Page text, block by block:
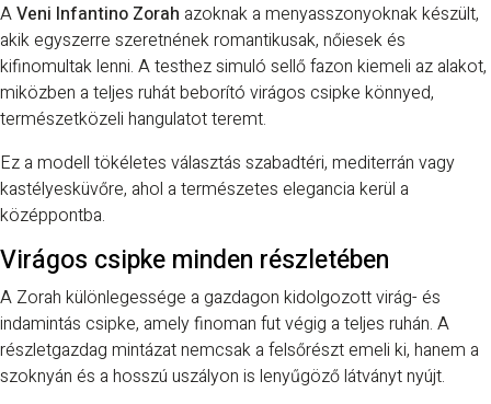
AVeni Infantino Zorah azoknak a menyasszonyoknak készült,
akik egyszerre szeretnének romantikusak, nőiesek és
kifinomultak lenni. A testhez simuló sellő fazon kiemeli az alakot,
miközben a teljes ruhát beborító virágos csipke könnyed,
természetközeli hangulatot teremt.
Ez a modell tökéletes választás szabadtéri, mediterrán vagy
kastélyesküvőre, ahol a természetes elegancia kerül a
középpontba.
Virágos csipke minden részletében
A Zorah különlegessége a gazdagon kidolgozott virág- és
indamintás csipke, amely finoman fut végig a teljes ruhán. A
részletgazdag mintázat nemcsak a felsőrészt emeli ki, hanem a
szoknyán és a hosszú uszályon is lenyűgöző látványt nyújt.